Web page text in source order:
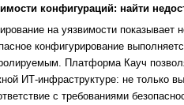
конфигураций: найти
на уязвимости показывает
конфигурирование
Платформа Кауч
ИТ-инфраструктуре: не только
с требованиями